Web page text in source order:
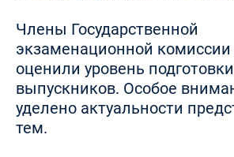
Члены Государственной
экзаменационной
оценили уровень подготовки
выпускников. Особое
уделено актуальности
тем.